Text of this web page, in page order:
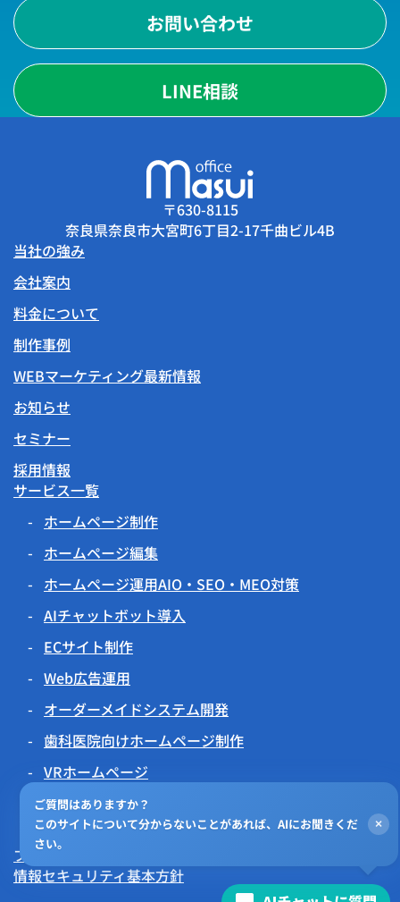
お問い合わせ
LINE相談
〒630-8115
奈良県奈良市大宮町6丁目2-17千曲ビル4B
当社の強み
会社案内
料金について
制作事例
WEBマーケティング最新情報
お知らせ
セミナー
採用情報
サービス一覧
ホームページ制作
ホームページ編集
ホームページ運用AIO・SEO・MEO対策
AIチャットボット導入
ECサイト制作
Web広告運用
オーダーメイドシステム開発
歯科医院向けホームページ制作
VRホームページ
伝わるアニメーション
チラシビジョン
プライバシーポリシー
情報セキュリティ基本方針
ご質問はありますか？
このサイトについて分からないことがあれば、AIにお聞きくだ
さい。
×